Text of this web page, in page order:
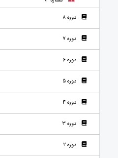
دوره 8
دوره 7
دوره 6
دوره 5
دوره 4
دوره 3
دوره 2